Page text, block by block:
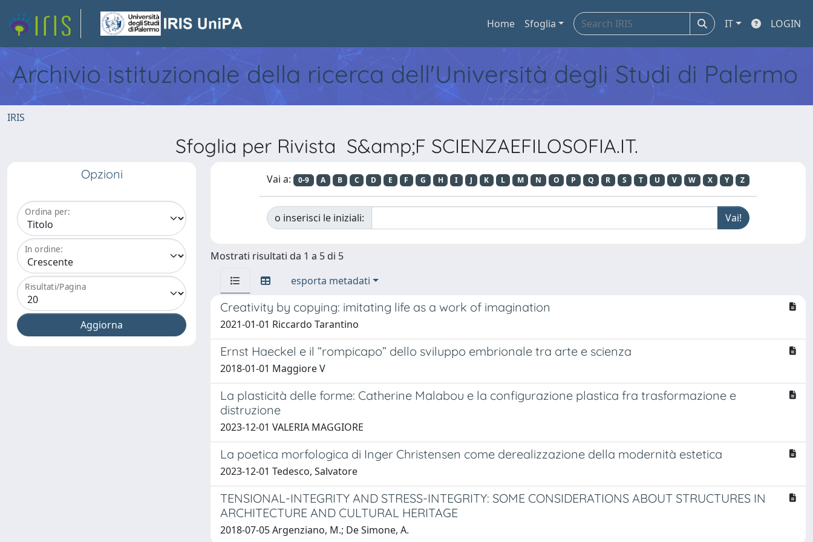
Home Sfoglia IT LOGIN
Archivio istituzionale della ricerca dell'Università degli Studi di Palermo
IRIS
Sfoglia per Rivista S&amp;F SCIENZAEFILOSOFIA.IT.
Opzioni
Ordina per:
In ordine:
Risultati/Pagina
Vai a: 0-9 A B C D E F G H I J K L M N O P Q R S T U V W X Y Z
o inserisci le iniziali:
Mostrati risultati da 1 a 5 di 5
esporta metadati
Creativity by copying: imitating life as a work of imagination
2021-01-01 Riccardo Tarantino
Ernst Haeckel e il “rompicapo” dello sviluppo embrionale tra arte e scienza
2018-01-01 Maggiore V
La plasticità delle forme: Catherine Malabou e la configurazione plastica fra trasformazione e
distruzione
2023-12-01 VALERIA MAGGIORE
La poetica morfologica di Inger Christensen come derealizzazione della modernità estetica
2023-12-01 Tedesco, Salvatore
TENSIONAL-INTEGRITY AND STRESS-INTEGRITY: SOME CONSIDERATIONS ABOUT STRUCTURES IN
ARCHITECTURE AND CULTURAL HERITAGE
2018-07-05 Argenziano, M.; De Simone, A.